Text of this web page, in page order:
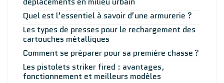
Quel est l’essentiel à savoir d’une armurerie ?
Les types de presses pour le rechargement des
cartouches métalliques
Comment se préparer pour sa première chasse ?
Les pistolets striker fired : avantages,
fonctionnement et meilleurs modèles